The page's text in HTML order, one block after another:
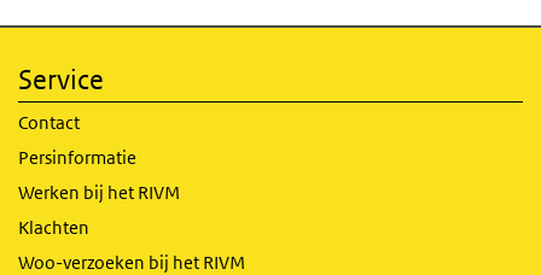
Service
Contact
Persinformatie
Werken bij het RIVM
Klachten
Woo-verzoeken bij het RIVM